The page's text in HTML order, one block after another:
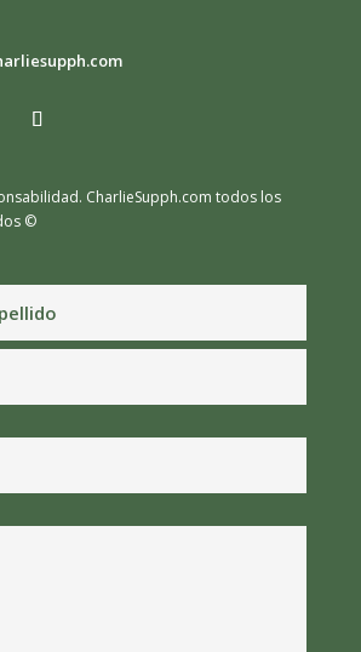
CharlieSupph.com todos los
©